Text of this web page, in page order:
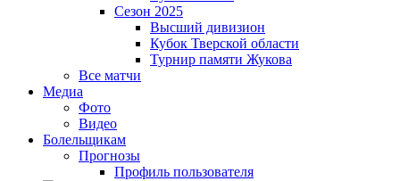
Сезон 2025
Высший дивизион
Кубок Тверской области
Турнир памяти Жукова
Все матчи
Медиа
Фото
Видео
Болельщикам
Прогнозы
Профиль пользователя